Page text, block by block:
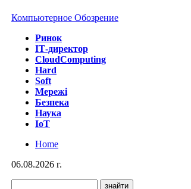
Компьютерное Обозрение
Ринок
IТ-директор
CloudComputing
Hard
Soft
Мережі
Безпека
Наука
IoT
Home
06.08.2026 г.